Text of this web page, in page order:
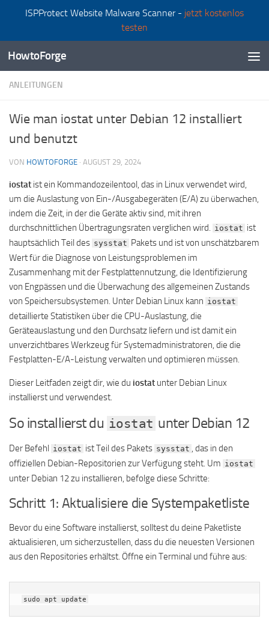
ISPProtect Website Malware Scanner - jetzt kostenlos
testen
Zum Inhalt springen
HowtoForge
ANLEITUNGEN
Wie man iostat unter Debian 12 installiert
und benutzt
VON HOWTOFORGE · AUGUST 29, 2024
iostat ist ein Kommandozeilentool, das in Linux verwendet wird,
um die Auslastung von Ein-/Ausgabegeräten (E/A) zu überwachen,
indem die Zeit, in der die Geräte aktiv sind, mit ihren
durchschnittlichen Übertragungsraten verglichen wird. iostat ist
hauptsächlich Teil des sysstat Pakets und ist von unschätzbarem
Wert für die Diagnose von Leistungsproblemen im
Zusammenhang mit der Festplattennutzung, die Identifizierung
von Engpässen und die Überwachung des allgemeinen Zustands
von Speichersubsystemen. Unter Debian Linux kann iostat
detaillierte Statistiken über die CPU-Auslastung, die
Geräteauslastung und den Durchsatz liefern und ist damit ein
unverzichtbares Werkzeug für Systemadministratoren, die die
Festplatten-E/A-Leistung verwalten und optimieren müssen.
Dieser Leitfaden zeigt dir, wie du iostat unter Debian Linux
installierst und verwendest.
So installierst du iostat unter Debian 12
Der Befehl iostat ist Teil des Pakets sysstat , das in den
offiziellen Debian-Repositorien zur Verfügung steht. Um iostat
unter Debian 12 zu installieren, befolge diese Schritte:
Schritt 1: Aktualisiere die Systempaketliste
Bevor du eine Software installierst, solltest du deine Paketliste
aktualisieren, um sicherzustellen, dass du die neuesten Versionen
aus den Repositories erhältst. Öffne ein Terminal und führe aus:
sudo apt update